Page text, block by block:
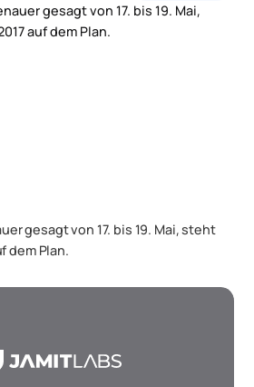
gesagt von 17. bis 19. Mai, steht
dem Plan.